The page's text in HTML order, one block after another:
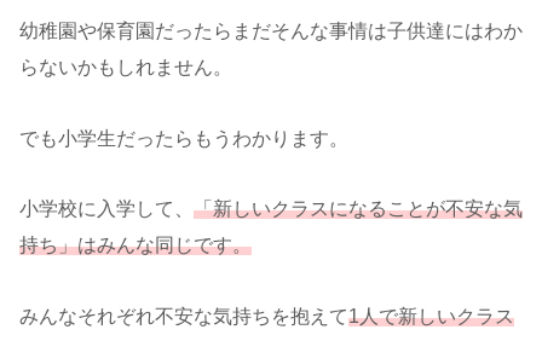
幼稚園や保育園だったらまだそんな事情は子供達にはわか
らないかもしれません。
でも小学生だったらもうわかります。
小学校に入学して、 「新しいクラスになることが不安な気
持ち」はみんな同じです。
みんなそれぞれ不安な気持ちを抱えて1人で新しいクラス